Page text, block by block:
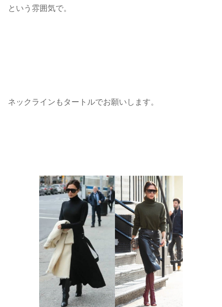
という雰囲気で。
ネックラインもタートルでお願いします。